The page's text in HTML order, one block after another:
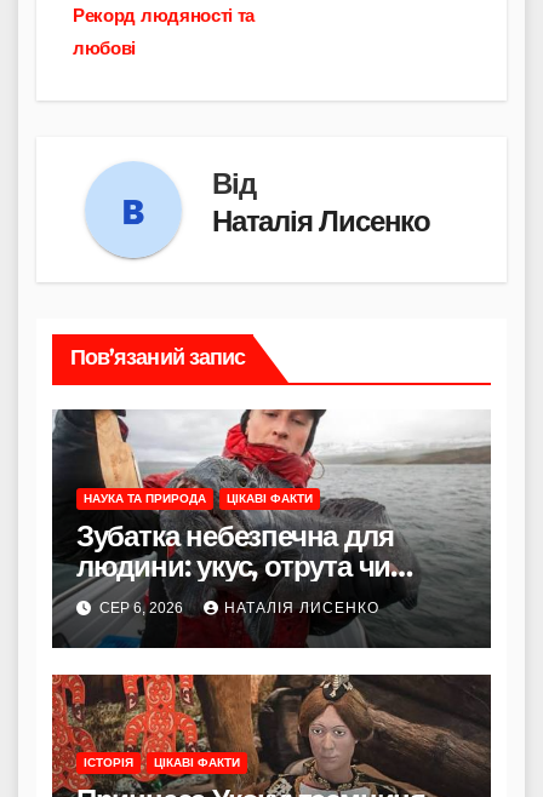
Рекорд людяності та
любові
Від
Наталія Лисенко
Пов’язаний запис
НАУКА ТА ПРИРОДА ЦІКАВІ ФАКТИ
Зубатка небезпечна для
людини: укус, отрута чи
лише зовнішність
СЕР 6, 2026 НАТАЛІЯ ЛИСЕНКО
ІСТОРІЯ ЦІКАВІ ФАКТИ